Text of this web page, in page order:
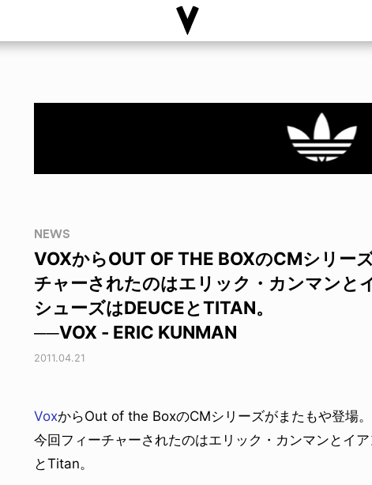
NEWS
VOXからOUT OF THE BOXのCMシリー
チャーされたのはエリック・カンマンと
シューズはDEUCEとTITAN。
──VOX - ERIC KUNMAN
2011.04.21
VoxからOut of the BoxのCMシリーズがまたもや登場。
今回フィーチャーされたのはエリック・カンマンとイ
とTitan。